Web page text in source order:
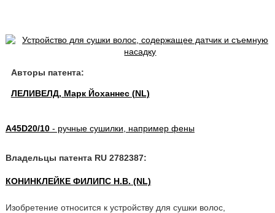
Авторы патента:
ЛЕЛИВЕЛД, Марк Йоханнес (NL)
A45D20/10- ручные сушилки, например фены
Владельцы патента RU 2782387:
КОНИНКЛЕЙКЕ ФИЛИПС Н.В. (NL)
Изобретение относится к устройству для сушки волос,